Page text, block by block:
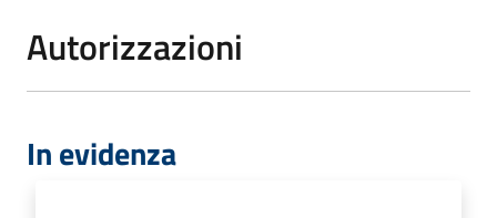
Autorizzazioni
In evidenza